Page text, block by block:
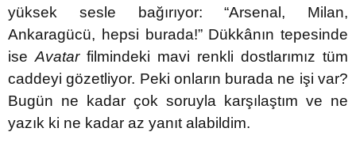
yüksek sesle bağırıyor: “Arsenal, Milan,
Ankaragücü, hepsi burada!” Dükkânın tepesinde
iseAvatarfilmindeki mavi renkli dostlarımız tüm
caddeyi gözetliyor. Peki onların burada ne işi var?
Bugün ne kadar çok soruyla karşılaştım ve ne
yazık ki ne kadar az yanıt alabildim.